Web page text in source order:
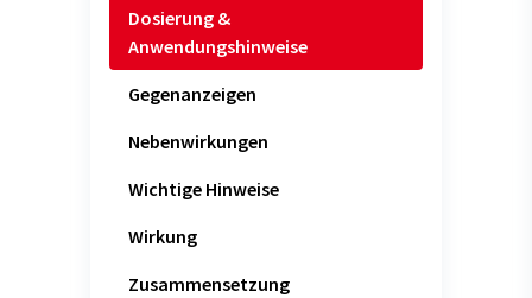
Dosierung &
Anwendungshinweise
Gegenanzeigen
Nebenwirkungen
Wichtige Hinweise
Wirkung
Zusammensetzung